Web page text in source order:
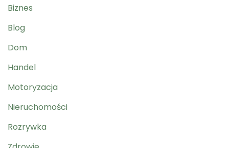
Biznes
Blog
Dom
Handel
Motoryzacja
Nieruchomości
Rozrywka